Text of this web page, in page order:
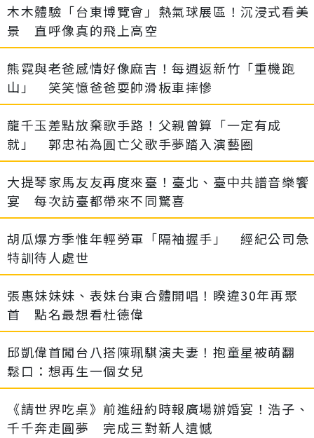
木木體驗「台東博覽會」熱氣球展區！沉浸式看美
景 直呼像真的飛上高空
熊霓與老爸感情好像麻吉！每週返新竹「重機跑
山」 笑笑憶爸爸耍帥滑板車摔慘
龍千玉差點放棄歌手路！父親曾算「一定有成
就」 郭忠祐為圓亡父歌手夢踏入演藝圈
大提琴家馬友友再度來臺！臺北、臺中共譜音樂饗
宴 每次訪臺都帶來不同驚喜
胡瓜爆方季惟年輕勞軍「隔袖握手」 經紀公司急
特訓待人處世
張惠妹妹妹、表妹台東合體開唱！睽違30年再聚
首 點名最想看杜德偉
邱凱偉首闖台八搭陳珮騏演夫妻！抱童星被萌翻
鬆口：想再生一個女兒
《請世界吃桌》前進紐約時報廣場辦婚宴！浩子、
千千奔走圓夢 完成三對新人遺憾